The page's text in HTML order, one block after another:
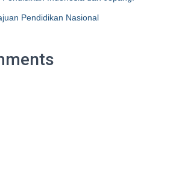
Pendidikan Nasional